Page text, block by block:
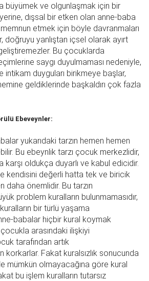
büyümek ve olgunlaşmak için bir
dışsal bir etken olan anne-baba
etmek için böyle davranmaları
doğruyu yanlıştan içsel olarak ayırt
Bu çocuklarda
saygı duyulmaması nedeniyle,
duyguları birikmeye başlar,
geldiklerinde başkaldırı çok fazla
Ebeveynler:
yukarıdaki tarzın hemen hemen
Bu ebeynlik tarzı çocuk merkezlidir,
oldukça duyarlı ve kabul edicidir.
kendisini değerli hatta tek ve biricik
daha önemlidir. Bu tarzın
problem kuralların bulunmamasıdır,
bir türlü yaşama
babalar hiçbir kural koymak
arasındaki ilişkiyi
tarafından artık
korkarlar. Fakat kuralsızlık sonucunda
mümkün olmayacağına göre kural
bu işlem kuralların tutarsız